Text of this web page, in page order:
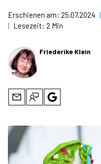
Erschienen am: 25.07.2024 |
| Lesezeit: 2 Min
Friederike Klein